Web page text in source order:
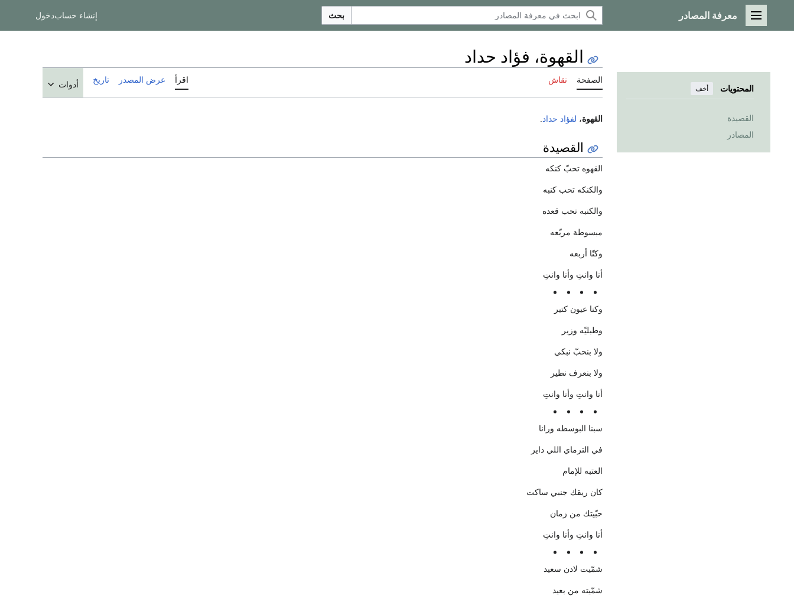
القائمة الرئيسية
معرفة المصادر بحث إنشاء حسابدخول
المحتويات أخف
القصيدة
المصادر
القهوة، فؤاد حداد
الصفحة نقاش اقرأ عرض المصدر تاريخ أدوات
القهوة، لفؤاد حداد
القصيدة
القهوه تحبّ كنكه
والكنكه تحب كنبه
والكنبه تحب قعده
مبسوطة مربّعه
وكنّا أربعه
أنا وانتِ وأنا وانتِ
وكنا عيون كتير
وطبليّه وزير
ولا بنحبّ نبكي
ولا بنعرف نطير
أنا وانتِ وأنا وانتِ
سبنا البوسطه ورانا
في الترماي اللي داير
العتبه للإمام
كان ريقك جنبي ساكت
حبّيتك من زمان
أنا وانتِ وأنا وانتِ
شمّيت لادن سعيد
شمّيته من بعيد